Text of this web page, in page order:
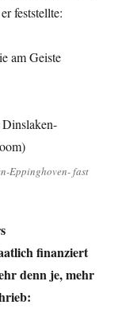
feststellte:
am Geiste
Eppinghoven- fast
finanziert
denn je, mehr